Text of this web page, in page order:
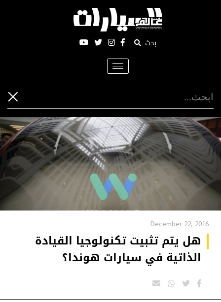
بحث
Toggle
navigation
December 22, 2016
هل يتم تثبيت تكنولوجيا القيادة
الذاتية في سيارات هوندا؟